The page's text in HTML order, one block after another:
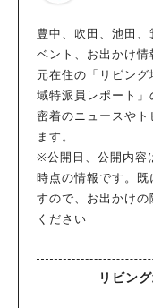
豊中、吹田、池田
ベント、お出かけ
元在住の「リビン
域特派員レポート
密着のニュースや
ます。
※公開日、公開内容
時点の情報です。既
すので、お出かけ
ください
リビン